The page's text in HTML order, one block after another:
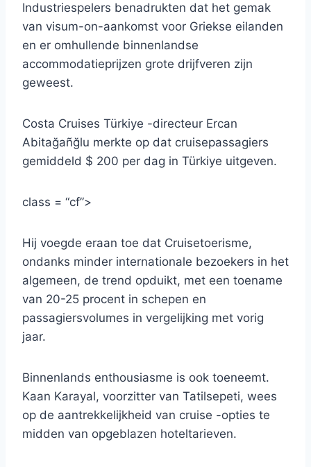
Industriespelers benadrukten dat het gemak
van visum-on-aankomst voor Griekse eilanden
en er omhullende binnenlandse
accommodatieprijzen grote drijfveren zijn
geweest.
Costa Cruises Türkiye -directeur Ercan
Abitağañğlu merkte op dat cruisepassagiers
gemiddeld $ 200 per dag in Türkiye uitgeven.
class = “cf”>
Hij voegde eraan toe dat Cruisetoerisme,
ondanks minder internationale bezoekers in het
algemeen, de trend opduikt, met een toename
van 20-25 procent in schepen en
passagiersvolumes in vergelijking met vorig
jaar.
Binnenlands enthousiasme is ook toeneemt.
Kaan Karayal, voorzitter van Tatilsepeti, wees
op de aantrekkelijkheid van cruise -opties te
midden van opgeblazen hoteltarieven.